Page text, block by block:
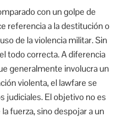
con un golpe de
referencia a la destitución o
de la violencia militar. Sin
todo correcta. A diferencia
generalmente involucra un
violenta, el lawfare se
judiciales. El objetivo no es
fuerza, sino despojar a un